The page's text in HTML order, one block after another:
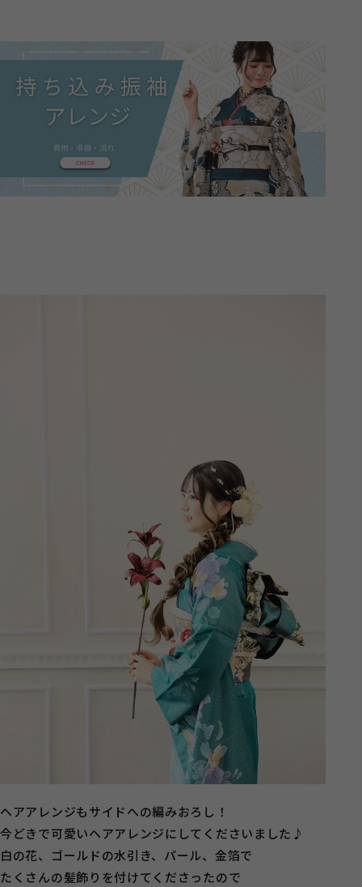
ヘアアレンジもサイドへの編みおろし！
今どきで可愛いヘアアレンジにしてくださいました♪
白の花、ゴールドの水引き、パール、金箔で
たくさんの髪飾りを付けてくださったので